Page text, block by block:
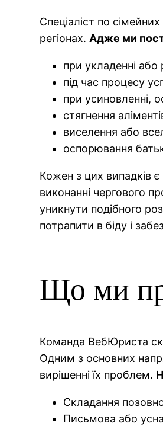
Спеціаліст по
регіонах. Адже ми
при укладенні або
під час процесу
при усиновленні,
стягнення
виселення або
оспорювання
Кожен з цих випадків
виконанні чергового
уникнути подібного
потрапити в біду і
Що ми
Команда ВебЮриста
Одним з основних
вирішенні їх проблем.
Складання
Письмова або